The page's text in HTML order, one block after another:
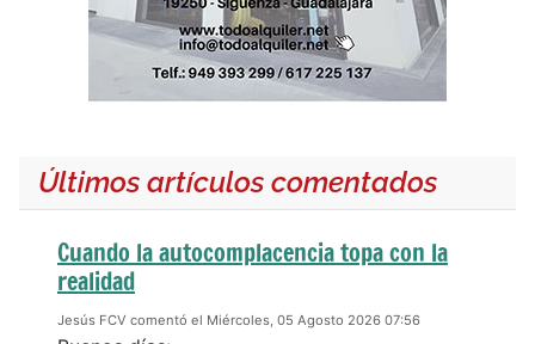
Últimos artículos comentados
Cuando la autocomplacencia topa con la
realidad
Jesús FCV comentó el Miércoles, 05 Agosto 2026 07:56